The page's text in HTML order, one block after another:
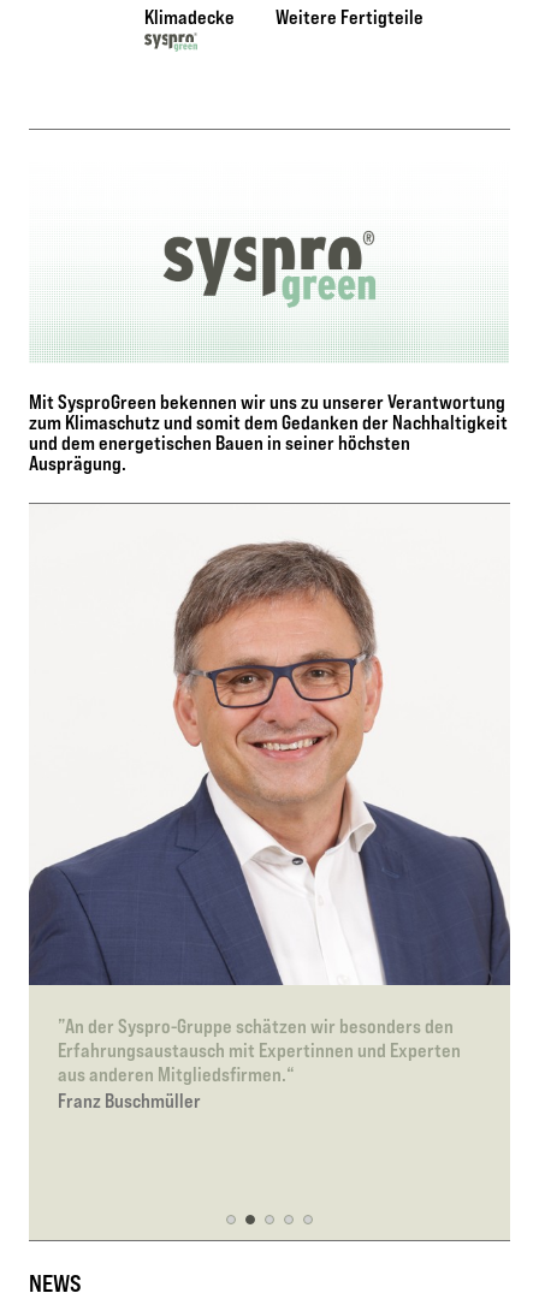
Klimadecke Weitere Fertigteile
Mit SysproGreen bekennen wir uns zu unserer Verantwortung
zum Klimaschutz und somit dem Gedanken der Nachhaltigkeit
und dem energetischen Bauen in seiner höchsten
Ausprägung.
”An der Syspro-Gruppe schätzen wir besonders den
Erfahrungsaustausch mit Expertinnen und Experten
aus anderen Mitgliedsfirmen.“
Franz Buschmüller
NEWS